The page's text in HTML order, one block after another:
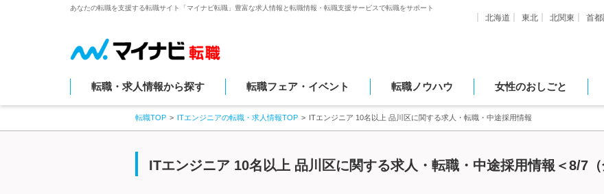
あなたの転職を支援する転職サイト「マイナビ転職」豊富な求人情報と転職情報・転職支援サービスで転職をサポート
北海道 東北 北関東 首都
転職・求人情報から探す 転職フェア・イベント 転職ノウハウ 女性のおしごと
転職TOP ITエンジニアの転職・求人情報TOP ITエンジニア 10名以上 品川区に関する求人・転職・中途採用情報
ITエンジニア 10名以上 品川区に関する求人・転職・中途採用情報＜8/7（